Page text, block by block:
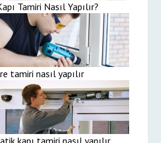
Tamiri Nasıl Yapılır?
tamiri nasıl yapılır
kapı tamiri nasıl yapılır